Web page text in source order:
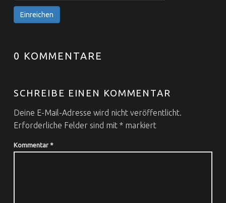
Einreichen
0 KOMMENTARE
SCHREIBE EINEN KOMMENTAR
Deine E-Mail-Adresse wird nicht veröffentlicht.
Erforderliche Felder sind mit *markiert
Kommentar *